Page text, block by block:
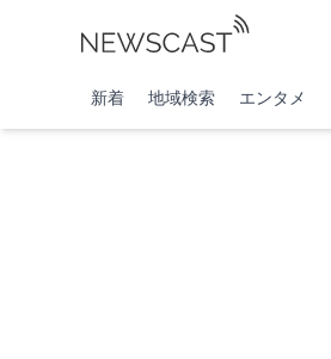
新着 地域検索 エンタメ